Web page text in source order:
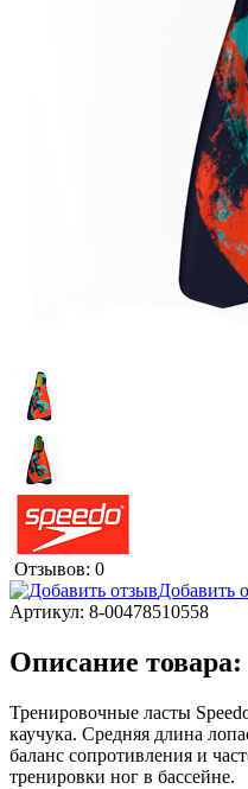
Отзывов: 0
Добавить
Артикул: 8-00478510558
Описание товара:
Тренировочные ласты
каучука. Средняя длина
баланс сопротивления и
тренировки ног в бассейне.